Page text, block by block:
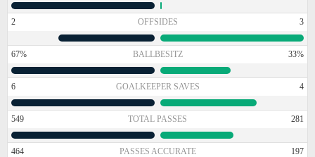
2 OFFSIDES 3
67% BALLBESITZ 33%
6 GOALKEEPER SAVES 4
549 TOTAL PASSES 281
464 PASSES ACCURATE 197